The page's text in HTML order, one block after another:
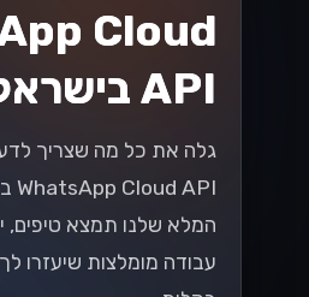
עבור SMBs
ישראליים
כיצד לשפר את
ולהניע מכירות בשוק